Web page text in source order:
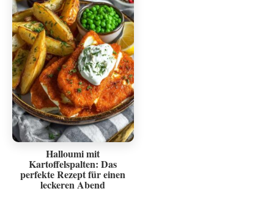
Halloumi mit
Kartoffelspalten: Das
perfekte Rezept für einen
leckeren Abend